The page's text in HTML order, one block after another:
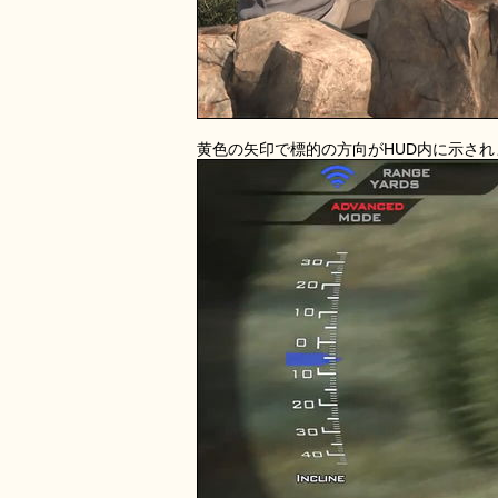
黄色の矢印で標的の方向がHUD内に示さ